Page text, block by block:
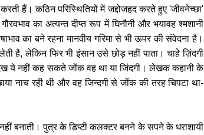
हैं। कठिन परिस्थितियों में जद्दोजहद करते हुए 'जीवनेच्छा'
का अत्यन्त दीप्त रूप में घिनौनी और भयावह श्मशानी
का बने रहना मानवीय गरिमा से भी ऊपर की संवेदना है।
है, लेकिन फिर भी इंसान उसे छोड़ नहीं पाता। चाहे ज़िंदगी
देख ये नहीं कह सकते जोंक वह था या जिंदगी। लेखक कहानी के
नाच रही थी और वह जिन्दगी से जोंक की तरह चिपटा था-
नहीं बनाती। पुत्र के डिप्टी कलक्टर बनने के सपने के धराशायी